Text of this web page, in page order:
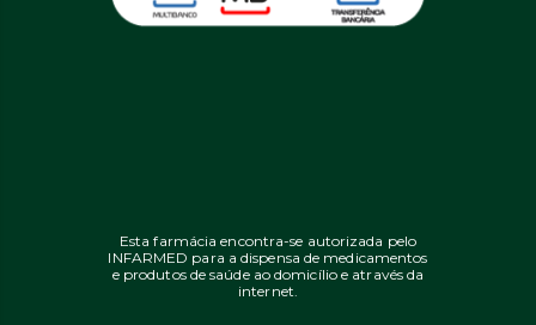
Esta farmácia encontra-se autorizada pelo
INFARMED para a dispensa de medicamentos
e produtos de saúde ao domicílio e através da
internet.